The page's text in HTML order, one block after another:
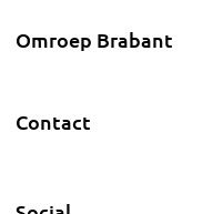
Omroep Brabant
Contact